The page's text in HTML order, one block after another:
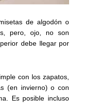
de algodón o
pero, ojo, no son
debe llegar por
con los zapatos,
(en invierno) o con
Es posible incluso